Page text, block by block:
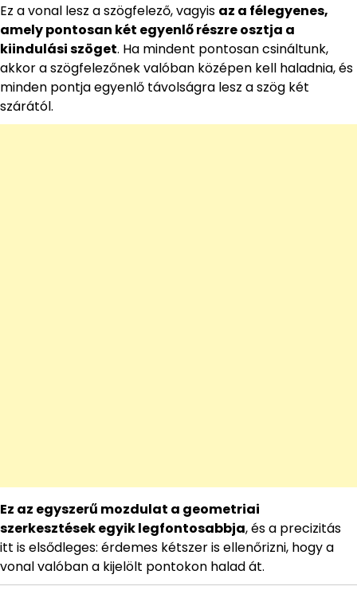
Ez a vonal lesz a szögfelező, vagyis az a félegyenes,
amely pontosan két egyenlő részre osztja a
kiindulási szöget. Ha mindent pontosan csináltunk,
akkor a szögfelezőnek valóban középen kell haladnia, és
minden pontja egyenlő távolságra lesz a szög két
szárától.
Ez az egyszerű mozdulat a geometriai
szerkesztések egyik legfontosabbja, és a precizitás
itt is elsődleges: érdemes kétszer is ellenőrizni, hogy a
vonal valóban a kijelölt pontokon halad át.